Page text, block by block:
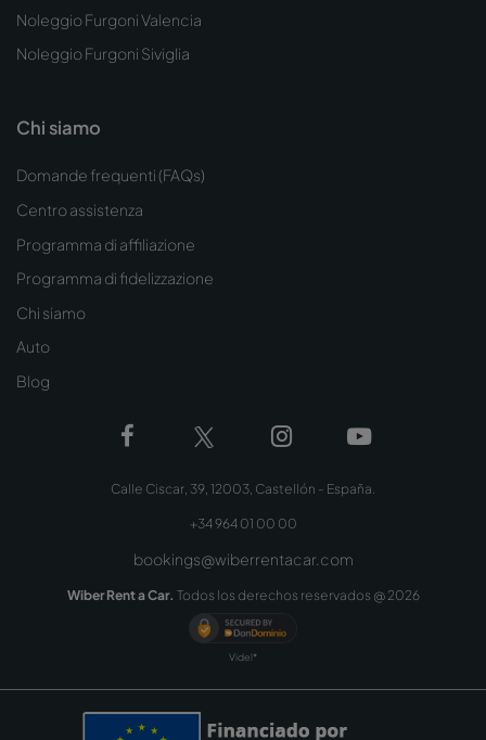
Noleggio Furgoni Valencia
Noleggio Furgoni Siviglia
Chi siamo
Domande frequenti (FAQs)
Centro assistenza
Programma di affiliazione
Programma di fidelizzazione
Chi siamo
Auto
Blog
Calle Ciscar, 39, 12003, Castellón - España.
+34 964 01 00 00
bookings@wiberrentacar.com
Wiber Rent a Car. Todos los derechos reservados @ 2026
Videl*